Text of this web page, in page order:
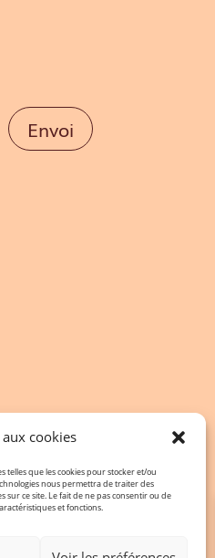
cookies
telles que les cookies pour stocker et/ou
nous permettra de traiter des
ce site. Le fait de ne pas consentir ou de
et fonctions.
Envoi